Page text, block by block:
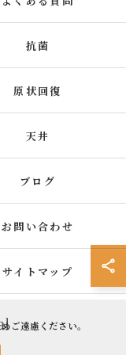
ご遠慮ください。
抗菌
原状回復
天井
ブログ
お問い合わせ
サイトマップ